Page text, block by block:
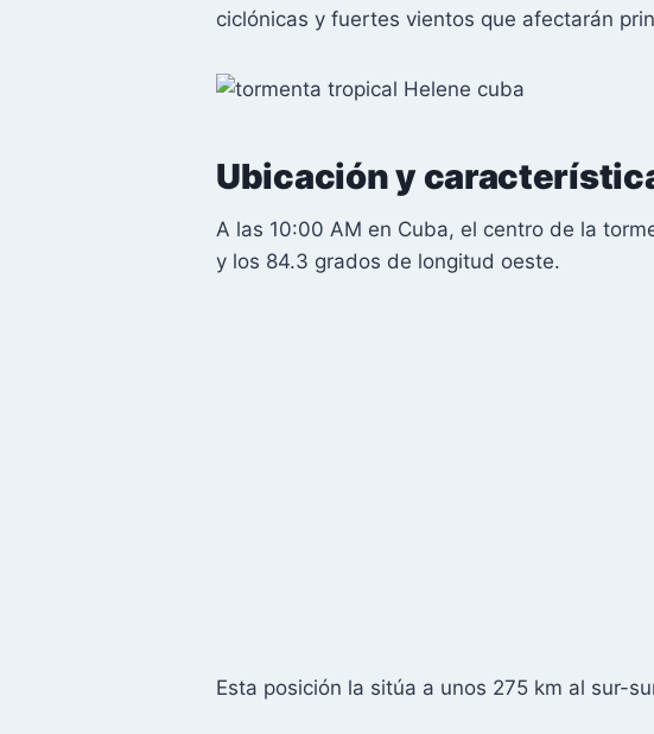
ciclónicas y fuertes vientos que afectarán
Ubicación y
A las 10:00 AM en Cuba, el centro de la
y los 84.3 grados de longitud oeste.
Esta posición la sitúa a unos 275 km al sur-